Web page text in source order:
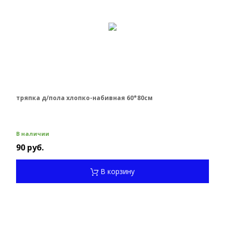
тряпка д/пола хлопко-набивная 60*80см
В наличии
90 руб.
В корзину